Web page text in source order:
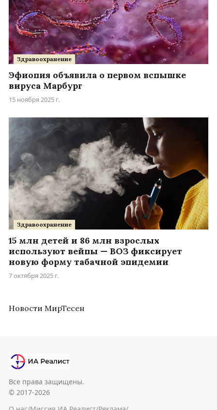
Здравоохранение
Эфиопия объявила о первом вспышке
вируса Марбург
15 ноября 2025 г.
Здравоохранение
15 млн детей и 86 млн взрослых
используют вейпы — ВОЗ фиксирует
новую форму табачной эпидемии
7 октября 2025 г.
Новости МирТесен
Все права защищены.
© 2017-2026